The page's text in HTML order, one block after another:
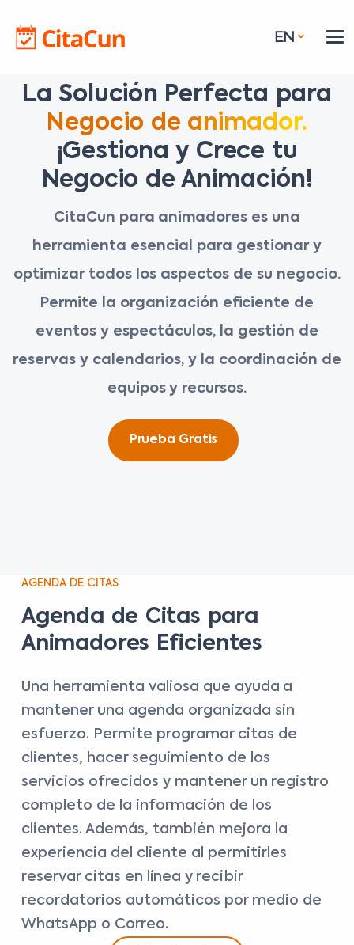
EN
La Solución Perfecta para
Negocio de animador.
¡Gestiona y Crece tu
Negocio de Animación!
CitaCun para animadores es una
herramienta esencial para gestionar y
optimizar todos los aspectos de su negocio.
Permite la organización eficiente de
eventos y espectáculos, la gestión de
reservas y calendarios, y la coordinación de
equipos y recursos.
Prueba Gratis
AGENDA DE CITAS
Agenda de Citas para
Animadores Eficientes
Una herramienta valiosa que ayuda a
mantener una agenda organizada sin
esfuerzo. Permite programar citas de
clientes, hacer seguimiento de los
servicios ofrecidos y mantener un registro
completo de la información de los
clientes. Además, también mejora la
experiencia del cliente al permitirles
reservar citas en línea y recibir
recordatorios automáticos por medio de
WhatsApp o Correo.